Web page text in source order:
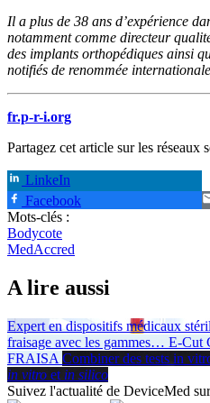
Il a plus de 38 ans d’expérience
notamment comme directeur
des implants orthopédiques ainsi
notifiés de renommée
fr.p-r-i.org
Partagez cet article sur les réseaux
LinkeIn
Facebook
Mots-clés :
Bodycote
MedAccred
A lire aussi
Expert en dispositifs médicaux
fraisage avec les gammes… E-Cut
FRAISA Combiner des tests in
in vitro et in silico
Suivez l'actualité de DeviceMed